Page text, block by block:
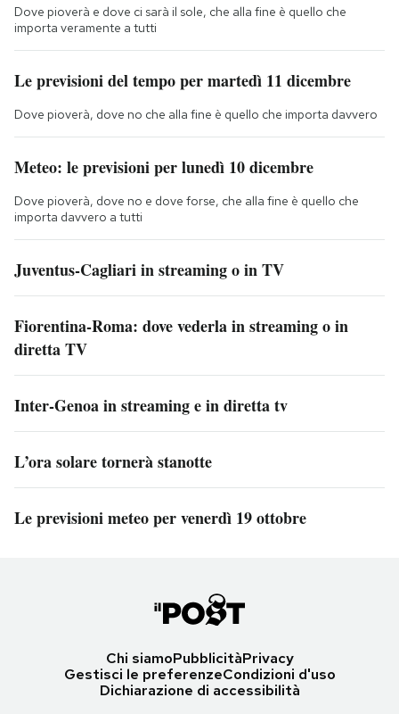
Dove pioverà e dove ci sarà il sole, che alla fine è quello che
importa veramente a tutti
Le previsioni del tempo per martedì 11 dicembre
Dove pioverà, dove no che alla fine è quello che importa davvero
Meteo: le previsioni per lunedì 10 dicembre
Dove pioverà, dove no e dove forse, che alla fine è quello che
importa davvero a tutti
Juventus-Cagliari in streaming o in TV
Fiorentina-Roma: dove vederla in streaming o in
diretta TV
Inter-Genoa in streaming e in diretta tv
L’ora solare tornerà stanotte
Le previsioni meteo per venerdì 19 ottobre
Chi siamoPubblicitàPrivacy
Gestisci le preferenzeCondizioni d'uso
Dichiarazione di accessibilità